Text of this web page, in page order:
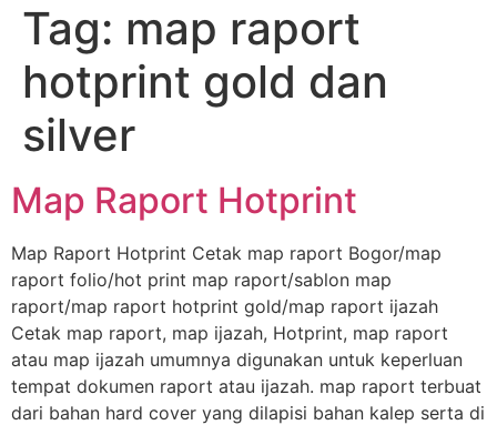
Tag: map raport
hotprint gold dan
silver
Map Raport Hotprint
Map Raport Hotprint Cetak map raport Bogor/map
raport folio/hot print map raport/sablon map
raport/map raport hotprint gold/map raport ijazah
Cetak map raport, map ijazah, Hotprint, map raport
atau map ijazah umumnya digunakan untuk keperluan
tempat dokumen raport atau ijazah. map raport terbuat
dari bahan hard cover yang dilapisi bahan kalep serta di